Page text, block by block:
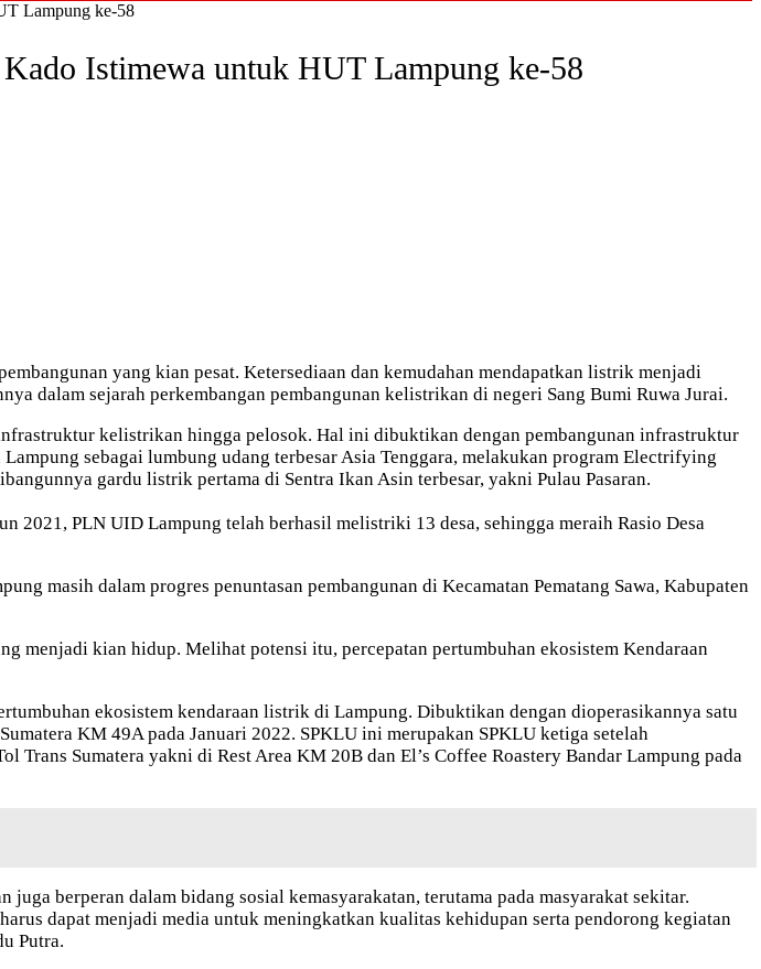
Lampung ke-58
Istimewa untuk HUT Lampung ke-58
yang kian pesat. Ketersediaan dan kemudahan mendapatkan listrik menjadi
dalam sejarah perkembangan pembangunan kelistrikan di negeri Sang Bumi Ruwa Jurai.
kelistrikan hingga pelosok. Hal ini dibuktikan dengan pembangunan infrastruktur
sebagai lumbung udang terbesar Asia Tenggara, melakukan program Electrifying
gardu listrik pertama di Sentra Ikan Asin terbesar, yakni Pulau Pasaran.
2021, PLN UID Lampung telah berhasil melistriki 13 desa, sehingga meraih Rasio Desa
masih dalam progres penuntasan pembangunan di Kecamatan Pematang Sawa, Kabupaten
menjadi kian hidup. Melihat potensi itu, percepatan pertumbuhan ekosistem Kendaraan
ekosistem kendaraan listrik di Lampung. Dibuktikan dengan dioperasikannya satu
KM 49A pada Januari 2022. SPKLU ini merupakan SPKLU ketiga setelah
Sumatera yakni di Rest Area KM 20B dan El’s Coffee Roastery Bandar Lampung pada
berperan dalam bidang sosial kemasyarakatan, terutama pada masyarakat sekitar.
dapat menjadi media untuk meningkatkan kualitas kehidupan serta pendorong kegiatan
Putra.